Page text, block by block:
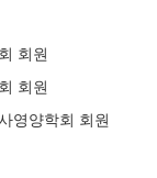
회원
회원
영양학회 회원